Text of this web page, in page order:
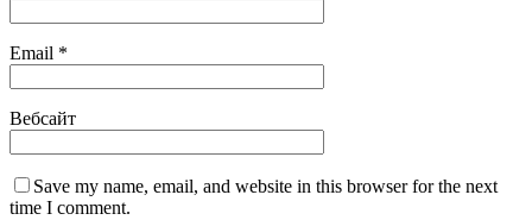
Email *
Вебсайт
Save my name, email, and website in this browser for the next
time I comment.